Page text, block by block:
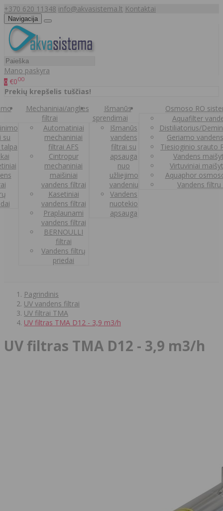
+370 620 11348 info@akvasistema.lt Kontaktai
Navigacija
Mano paskyra
0 €000
Prekių krepšelis tuščias!
su
Mechaniniai/anglies
filtrai
Automatiniai
mechaniniai
filtrai AFS
Cintropur
mechaniniai
maišiniai
vandens filtrai
Kasetiniai
vandens filtrai
Praplaunami
vandens filtrai
BERNOULLI
filtrai
Vandens filtrų
priedai
Išmanūs
sprendimai
Išmanūs
vandens
filtrai su
apsauga
nuo
užliejimo
vandeniu
Vandens
nuotekio
apsauga
Osmoso RO
Aquafilter
Distiliatorius/
Geriamo
Tiesioginio srauto
Vandens
Virtuviniai
Aquaphor
Vandens filtru
Pagrindinis
UV vandens filtrai
UV filtrai TMA
UV filtras TMA D12 - 3,9 m3/h
UV filtras TMA D12 - 3,9 m3/h